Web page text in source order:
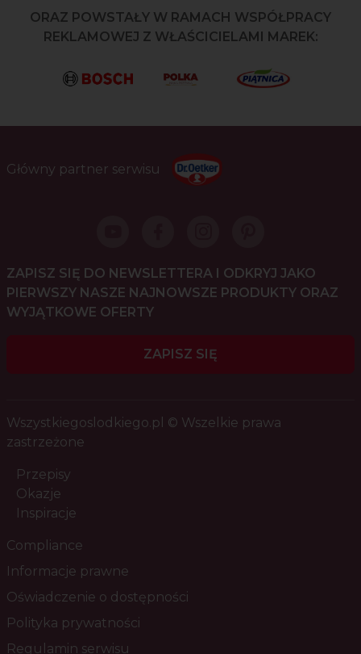
ORAZ POWSTAŁY W RAMACH WSPÓŁPRACY
REKLAMOWEJ Z WŁAŚCICIELAMI MAREK:
Główny partner serwisu
ZAPISZ SIĘ DO NEWSLETTERA I ODKRYJ JAKO
PIERWSZY NASZE NAJNOWSZE PRODUKTY ORAZ
WYJĄTKOWE OFERTY
ZAPISZ SIĘ
Wszystkiegoslodkiego.pl © Wszelkie prawa
zastrzeżone
Przepisy
Okazje
Inspiracje
Compliance
Informacje prawne
Oświadczenie o dostępności
Polityka prywatności
Regulamin serwisu